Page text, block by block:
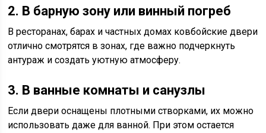
2. В барную зону или винный погреб
В ресторанах, барах и частных домах ковбойские двери
отлично смотрятся в зонах, где важно подчеркнуть
антураж и создать уютную атмосферу.
3. В ванные комнаты и санузлы
Если двери оснащены плотными створками, их можно
использовать даже для ванной. При этом остается